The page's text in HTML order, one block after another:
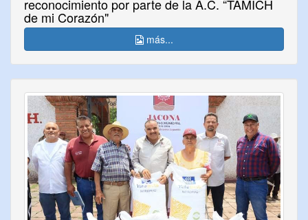
reconocimiento por parte de la A.C. “TAMICH
de mi Corazón"
más...